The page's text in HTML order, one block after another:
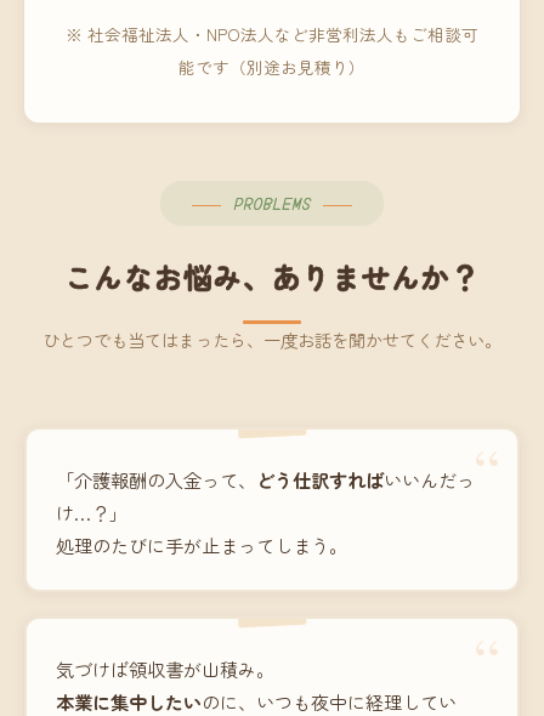
※ 社会福祉法人・NPO法人など非営利法人もご相談可
能です（別途お見積り）
PROBLEMS
こんなお悩み、ありませんか？
ひとつでも当てはまったら、一度お話を聞かせてください。
“
「介護報酬の入金って、 どう仕訳すればいいんだっ
け…？」
処理のたびに手が止まってしまう。
“
気づけば領収書が山積み。
本業に集中したいのに、いつも夜中に経理してい